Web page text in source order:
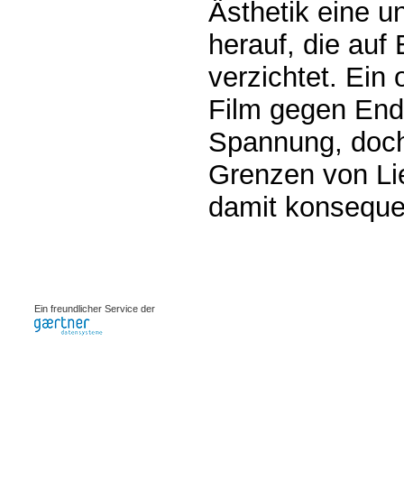
Ästhetik eine
herauf, die auf
verzichtet. Ein
Film gegen
Spannung,
Grenzen von
damit
Ein freundlicher Service der